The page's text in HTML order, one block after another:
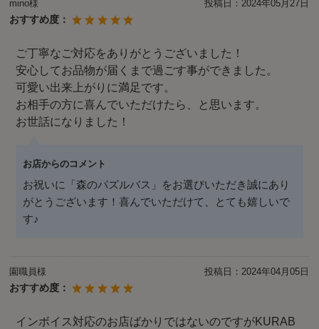
mino様 投稿日：2024年05月27日
おすすめ度：
ご丁寧なご対応をありがとうございました！
安心してお品物が届くまで過ごす事ができました。
可愛い出来上がりに満足です。
お相手の方に喜んでいただけたら、と思います。
お世話になりました！
お店からのコメント
お祝いに「森のパズルバス」をお選びいただき誠にあり
がとうございます！喜んでいただけて、とても嬉しいで
す♪
園職員様 投稿日：2024年04月05日
おすすめ度：
インボイス対応のお店ばかりではないのですがKURAB